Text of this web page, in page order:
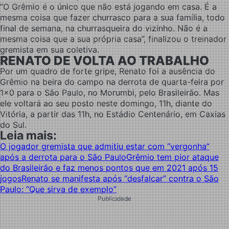
“O Grêmio é o único que não está jogando em casa. É a
mesma coisa que fazer churrasco para a sua família, todo
final de semana, na churrasqueira do vizinho. Não é a
mesma coisa que a sua própria casa”, finalizou o treinador
gremista em sua coletiva.
RENATO DE VOLTA AO TRABALHO
Por um quadro de forte gripe, Renato foi a ausência do
Grêmio na beira do campo na derrota de quarta-feira por
1×0 para o São Paulo, no Morumbi, pelo Brasileirão. Mas
ele voltará ao seu posto neste domingo, 11h, diante do
Vitória, a partir das 11h, no Estádio Centenário, em Caxias
do Sul.
Leia mais:
O jogador gremista que admitiu estar com “vergonha”
após a derrota para o São PauloGrêmio tem pior ataque
do Brasileirão e faz menos pontos que em 2021 após 15
jogosRenato se manifesta após “desfalcar” contra o São
Paulo: “Que sirva de exemplo”
Publicidade